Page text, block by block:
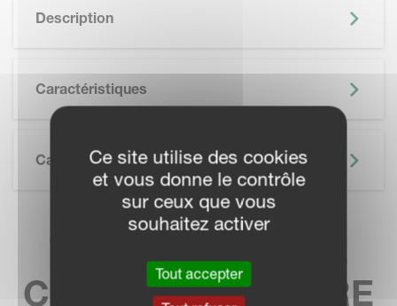
Description
Caractéristiques
Caractéristiques Techniques
TROUVEZ VOTRE
CONCESSIONNAIRE
Ce site utilise des cookies
et vous donne le contrôle
sur ceux que vous
souhaitez activer
Tout accepter